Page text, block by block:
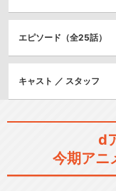
を倒したものの力を使
彼の意志を継いだデク
ロー”にまた一歩近づ
り、プロヒーローのサ
ーローの事務所で実際
高まらせる。一方、不
＜ヴィラン＞連合のリ
の傍らには、ひとりの
ちの、新たな“脅威”と
アクション/バトル
エピソード（全25話）
キャスト ／ スタッフ
d
今期アニ